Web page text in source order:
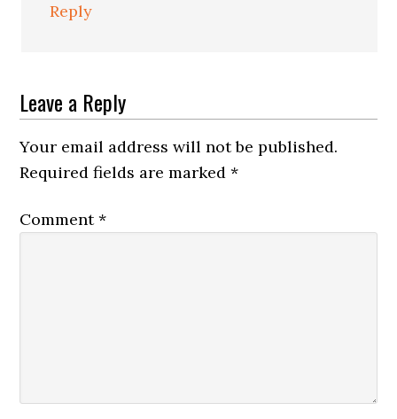
Reply
Leave a Reply
Your email address will not be published.
Required fields are marked*
Comment*